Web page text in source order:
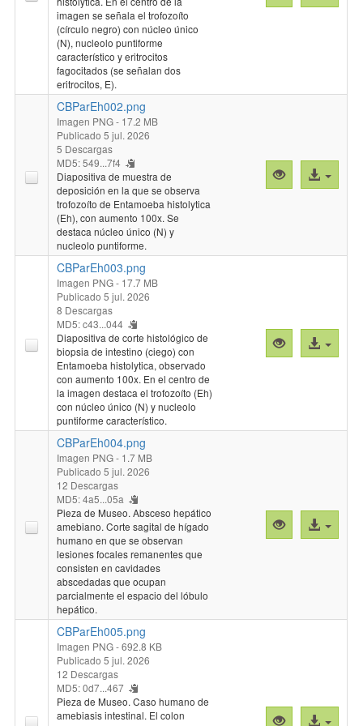
imagen se señala el trofozoíto
(círculo negro) con núcleo único
(N), nucleolo puntiforme
característico y eritrocitos
fagocitados (se señalan dos
eritrocitos, E).
previaal
CBParEh002.png
Imagen PNG- 17.2 MB
Publicado 5 jul. 2026
5 Descargas
MD5: 549...7f4
Diapositiva de muestra de
deposición en la que se observa
trofozoíto de Entamoeba histolytica
(Eh), con aumento 100x. Se
destaca núcleo único (N) y
nucleolo puntiforme.
Vista
previa
Acceso
al
CBParEh003.png
Imagen PNG- 17.7 MB
Publicado 5 jul. 2026
8 Descargas
MD5: c43...044
Diapositiva de corte histológico de
biopsia de intestino (ciego) con
Entamoeba histolytica, observado
con aumento 100x. En el centro de
la imagen destaca el trofozoíto (Eh)
con núcleo único (N) y nucleolo
puntiforme característico.
Vista
previa
Acceso
al
CBParEh004.png
Imagen PNG- 1.7 MB
Publicado 5 jul. 2026
12 Descargas
MD5: 4a5...05a
Pieza de Museo. Absceso hepático
amebiano. Corte sagital de hígado
humano en que se observan
lesiones focales remanentes que
consisten en cavidades
abscedadas que ocupan
parcialmente el espacio del lóbulo
hepático.
Vista
previa
Acceso
al
CBParEh005.png
Imagen PNG- 692.8 KB
Publicado 5 jul. 2026
12 Descargas
MD5: 0d7...467
Pieza de Museo. Caso humano de
amebiasis intestinal. El colon
Vista Acceso